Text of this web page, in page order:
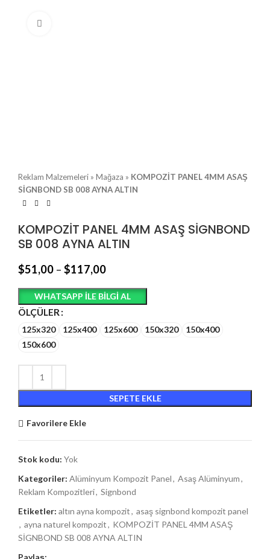
Reklam Malzemeleri » Mağaza » KOMPOZİT PANEL 4MM ASAŞ
SİGNBOND SB 008 AYNA ALTIN
KOMPOZİT PANEL 4MM ASAŞ SİGNBOND
SB 008 AYNA ALTIN
$51,00 – $117,00
WHATSAPP ILE BILGI AL
ÖLÇÜLER
125x320 125x400 125x600 150x320
150x400
150x600
SEPETE EKLE
Favorilere Ekle
Stok kodu: Yok
Kategoriler: Alüminyum Kompozit Panel, Asaş Alüminyum,
Reklam Kompozitleri, Signbond
Etiketler: altın ayna kompozit, asaş signbond kompozit panel
, ayna naturel kompozit, KOMPOZİT PANEL 4MM ASAŞ
SİGNBOND SB 008 AYNA ALTIN
Paylaş: